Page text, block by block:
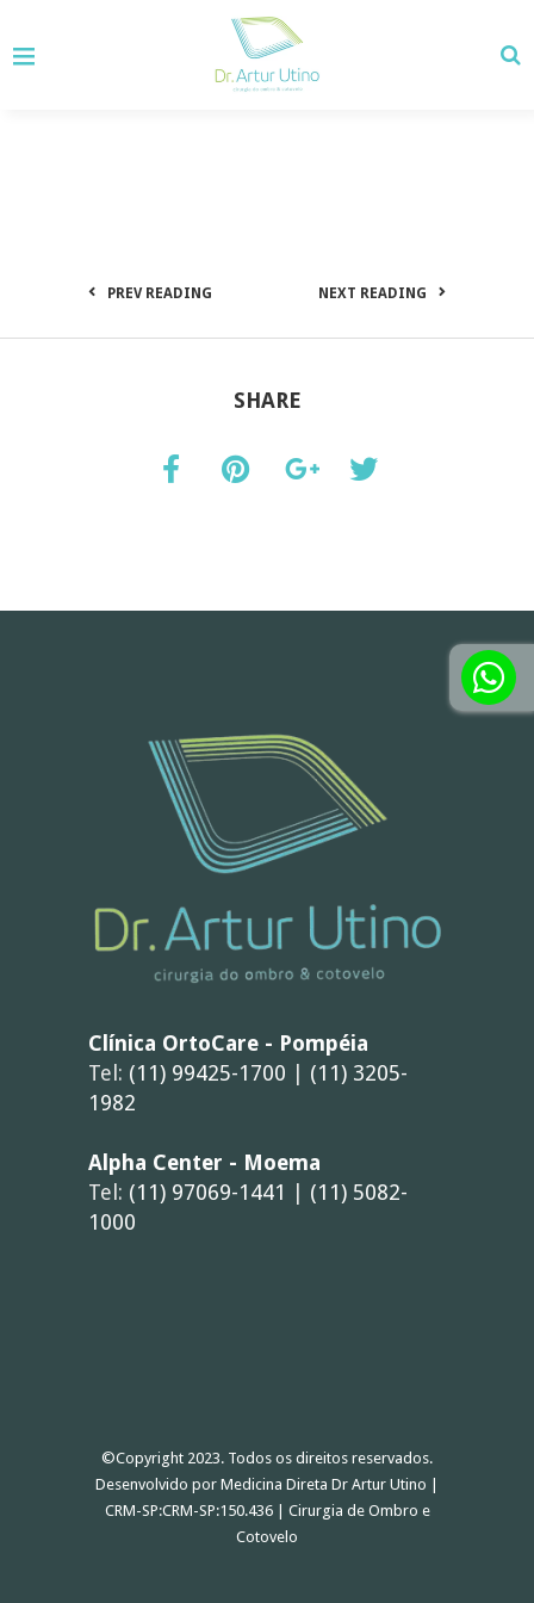
PREV READING NEXT READING
SHARE
Clínica OrtoCare - Pompéia
Tel: (11) 99425-1700
(11) 3205-
1982
Alpha Center - Moema
Tel: (11) 97069-1441
(11) 5082-
1000
©Copyright 2023. Todos os direitos reservados.
Desenvolvido por Medicina Direta Dr Artur Utino |
CRM-SP:CRM-SP:150.436 | Cirurgia de Ombro e
Cotovelo